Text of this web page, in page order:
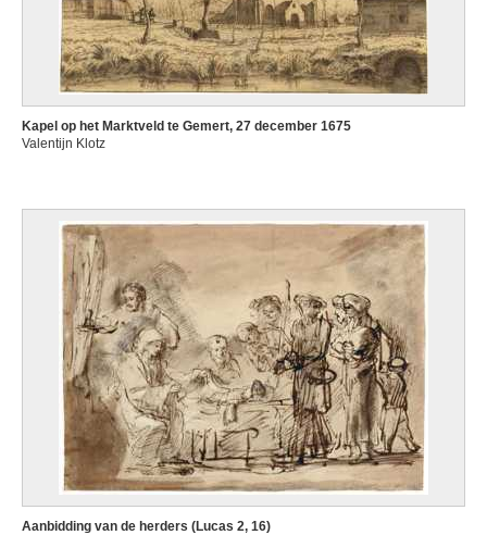
Kapel op het Marktveld te Gemert, 27 december 1675
Valentijn Klotz
Aanbidding van de herders (Lucas 2, 16)